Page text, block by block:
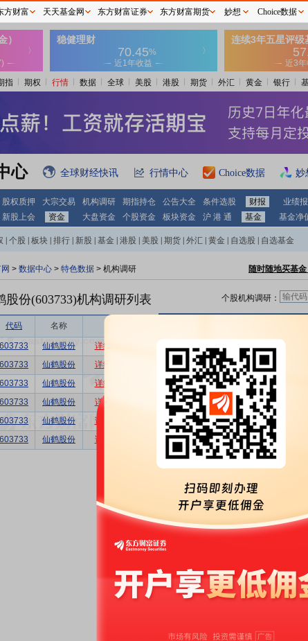
指 期权 行情 数据 全球 美股 港股 期货 外汇 黄金 银行
心 全球财经快讯 行情中心 Choice数据 妙
股权质押 大宗交易 机构调研 期指持仓 公告大全 条件选股 财报 业绩
新股上会 资金 大盘资金 个股资金 板块资金 沪 港 通 基金 基金净
个股 板块 排行 新股 基金 港股 美股 期货 外汇 黄金 自选股 自选基金
> 数据中心 > 特色数据 > 机构调研 随时随地买基
股份(603733)机构调研列表 个股机构调研：
代码 名称
603733 仙鹤股份 详细 20 现场参观,分...
603733 仙鹤股份 详细 113 电话会议交流
603733 仙鹤股份 详细 61 电话会议交流
603733 仙鹤股份 详细 82 电话会议交流
603733 仙鹤股份 详细 92 电话会议交流
603733 仙鹤股份 详细 67 现场,电话会...
方财富 天天基金网 东方财富证券 东方财富期货 妙想 Choice数据